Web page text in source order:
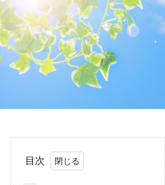
目次